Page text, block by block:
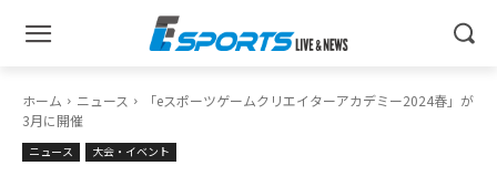
ホーム ニュース
「eスポーツゲームクリエイターアカデミー2024春」が
3月に開催
ニュース 大会・イベント